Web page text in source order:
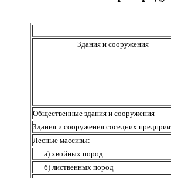
Здания и сооружения
Общественные здания и сооружения
Здания и сооружения соседних
Лесные массивы:
а) хвойных пород
б) лиственных пород